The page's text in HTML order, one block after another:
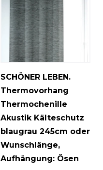
SCHÖNER LEBEN.
Thermovorhang
Thermochenille
Akustik Kälteschutz
blaugrau 245cm oder
Wunschlänge,
Aufhängung: Ösen